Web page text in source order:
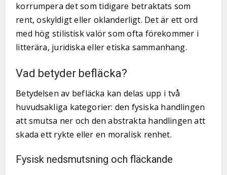
korrumpera det som tidigare betraktats som
rent, oskyldigt eller oklanderligt. Det är ett ord
med hög stilistisk valör som ofta förekommer i
litterära, juridiska eller etiska sammanhang.
Vad betyder befläcka?
Betydelsen av befläcka kan delas upp i två
huvudsakliga kategorier: den fysiska handlingen
att smutsa ner och den abstrakta handlingen att
skada ett rykte eller en moralisk renhet.
Fysisk nedsmutsning och fläckande